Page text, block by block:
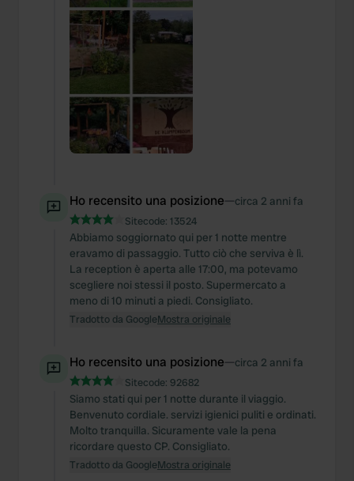
We also share information about your use of our site with
our social media, advertising and analytics partners who
may combine it with other information that you’ve
provided to them or that they’ve collected from your use
of their services.
Ho recensito una posizione—circa 2 anni fa
Sitecode: 13524
Abbiamo soggiornato qui per 1 notte mentre
eravamo di passaggio. Tutto ciò che serviva è lì.
La reception è aperta alle 17:00, ma potevamo
scegliere noi stessi il posto. Supermercato a
meno di 10 minuti a piedi. Consigliato.
Tradotto da GoogleMostra originale
Ho recensito una posizione—circa 2 anni fa
Sitecode: 92682
Siamo stati qui per 1 notte durante il viaggio.
Benvenuto cordiale. servizi igienici puliti e ordinati.
Molto tranquilla. Sicuramente vale la pena
ricordare questo CP. Consigliato.
Tradotto da GoogleMostra originale